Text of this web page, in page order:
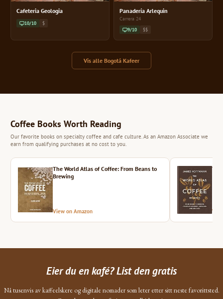
Cafeteria Geologia
10/10 $
Panadería Arlequin
Carrera 24
9/10 $$
Vis alle Bogotá Kafeer
Coffee Books Worth Reading
Our favorite books on specialty coffee and cafe culture. As an Amazon Associate we
earn from qualifying purchases at no cost to you.
The World Atlas of Coffee: From Beans to
Brewing
View on Amazon
Eier du en kafé? List den gratis
Nå tusenvis av kaffeelskere og digitale nomader som leter etter sitt neste favorittsted.